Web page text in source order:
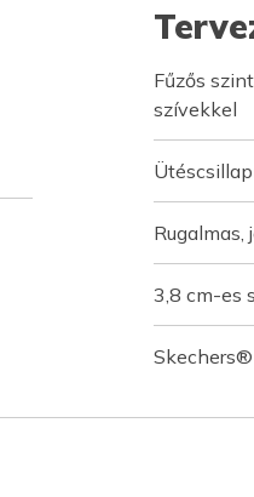
Fűzős
szívekkel
3,8 cm-es
Skechers®